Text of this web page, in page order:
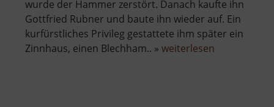
wurde der Hammer zerstört. Danach kaufte ihn
Gottfried Rubner und baute ihn wieder auf. Ein
kurfürstliches Privileg gestattete ihm später ein
Zinnhaus, einen Blechham.. » weiterlesen